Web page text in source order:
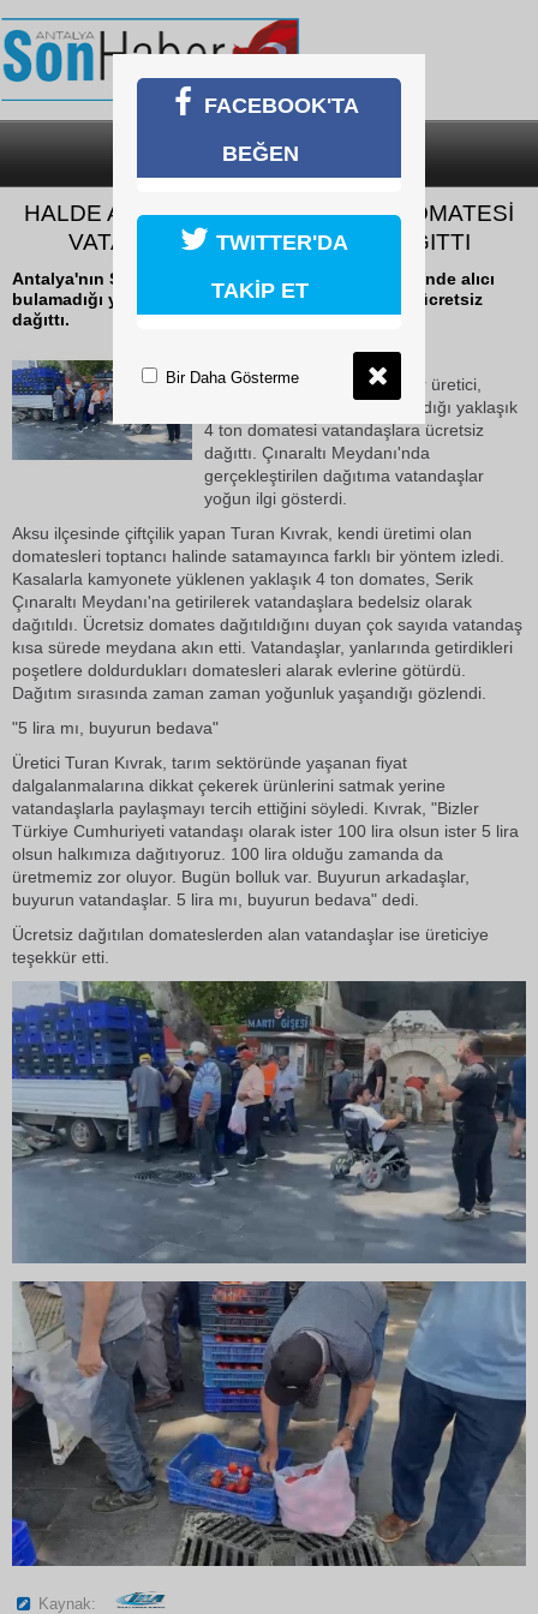
SON DAKİKA
HALDE ALICI BULAMADIĞI 4 TON DOMATESİ
VATANDAŞLARA ÜCRETSİZ DAĞITTI
Antalya'nın Serik ilçesinde bir üretici, toptancı halinde alıcı
bulamadığı yaklaşık 4 ton domatesi vatandaşlara ücretsiz
dağıttı.
09 Haziran 2026 Salı 16:58
Antalya'nın Serik ilçesinde bir üretici,
toptancı halinde alıcı bulamadığı yaklaşık
4 ton domatesi vatandaşlara ücretsiz
dağıttı. Çınaraltı Meydanı'nda
gerçekleştirilen dağıtıma vatandaşlar
yoğun ilgi gösterdi.
Aksu ilçesinde çiftçilik yapan Turan Kıvrak, kendi üretimi olan
domatesleri toptancı halinde satamayınca farklı bir yöntem izledi.
Kasalarla kamyonete yüklenen yaklaşık 4 ton domates, Serik
Çınaraltı Meydanı'na getirilerek vatandaşlara bedelsiz olarak
dağıtıldı. Ücretsiz domates dağıtıldığını duyan çok sayıda vatandaş
kısa sürede meydana akın etti. Vatandaşlar, yanlarında getirdikleri
poşetlere doldurdukları domatesleri alarak evlerine götürdü.
Dağıtım sırasında zaman zaman yoğunluk yaşandığı gözlendi.
"5 lira mı, buyurun bedava"
Üretici Turan Kıvrak, tarım sektöründe yaşanan fiyat
dalgalanmalarına dikkat çekerek ürünlerini satmak yerine
vatandaşlarla paylaşmayı tercih ettiğini söyledi. Kıvrak, "Bizler
Türkiye Cumhuriyeti vatandaşı olarak ister 100 lira olsun ister 5 lira
olsun halkımıza dağıtıyoruz. 100 lira olduğu zamanda da
üretmemiz zor oluyor. Bugün bolluk var. Buyurun arkadaşlar,
buyurun vatandaşlar. 5 lira mı, buyurun bedava" dedi.
Ücretsiz dağıtılan domateslerden alan vatandaşlar ise üreticiye
teşekkür etti.
Kaynak:
FACEBOOK'TA
BEĞEN
TWITTER'DA
TAKİP ET
Bir Daha Gösterme